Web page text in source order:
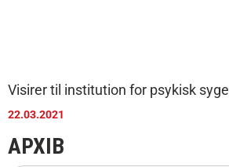
Visirer til institution for psykisk syge
22.03.2021
АРХІВ